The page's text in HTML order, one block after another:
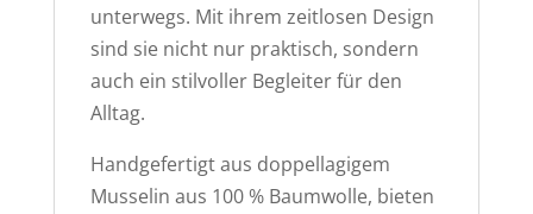
unterwegs. Mit ihrem zeitlosen Design
sind sie nicht nur praktisch, sondern
auch ein stilvoller Begleiter für den
Alltag.
Handgefertigt aus doppellagigem
Musselin aus 100 % Baumwolle, bieten